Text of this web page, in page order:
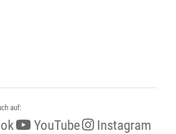
auf:
YouTube Instagram